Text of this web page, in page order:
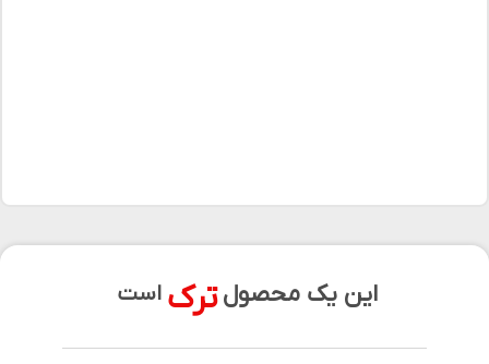
این یک محصول ترک است